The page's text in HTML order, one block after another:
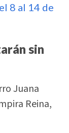
8 al 14 de
sin
Juana
Reina,